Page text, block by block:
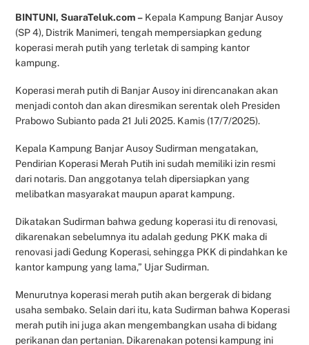
BINTUNI, SuaraTeluk.com – Kepala Kampung Banjar Ausoy
(SP 4), Distrik Manimeri, tengah mempersiapkan gedung
koperasi merah putih yang terletak di samping kantor
kampung.
Koperasi merah putih di Banjar Ausoy ini direncanakan akan
menjadi contoh dan akan diresmikan serentak oleh Presiden
Prabowo Subianto pada 21 Juli 2025. Kamis (17/7/2025).
Kepala Kampung Banjar Ausoy Sudirman mengatakan,
Pendirian Koperasi Merah Putih ini sudah memiliki izin resmi
dari notaris. Dan anggotanya telah dipersiapkan yang
melibatkan masyarakat maupun aparat kampung.
Dikatakan Sudirman bahwa gedung koperasi itu di renovasi,
dikarenakan sebelumnya itu adalah gedung PKK maka di
renovasi jadi Gedung Koperasi, sehingga PKK di pindahkan ke
kantor kampung yang lama,” Ujar Sudirman.
Menurutnya koperasi merah putih akan bergerak di bidang
usaha sembako. Selain dari itu, kata Sudirman bahwa Koperasi
merah putih ini juga akan mengembangkan usaha di bidang
perikanan dan pertanian. Dikarenakan potensi kampung ini